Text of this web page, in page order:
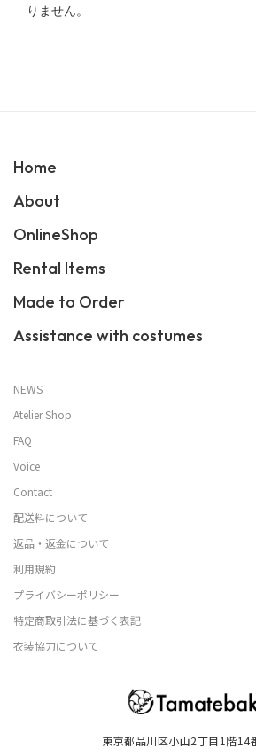
りません。
東京都品川区小山2丁目1階14
Home
About
OnlineShop
Rental Items
Made to Order
Assistance with costumes
NEWS
Atelier Shop
FAQ
Voice
Contact
配送料について
返品・返金について
利用規約
プライバシーポリシー
特定商取引法に基づく表記
衣装協力について